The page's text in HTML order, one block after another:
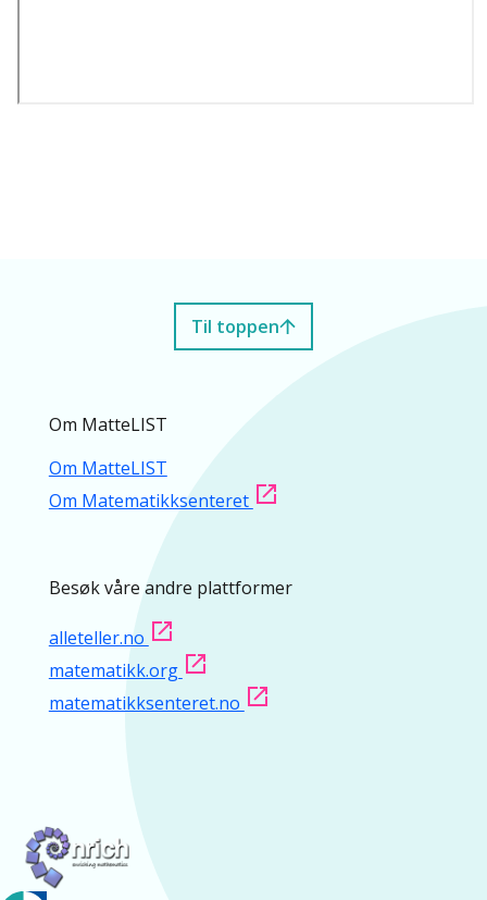
Til toppen
Om MatteLIST
Om MatteLIST
Om Matematikksenteret
Besøk våre andre plattformer
alleteller.no
matematikk.org
matematikksenteret.no